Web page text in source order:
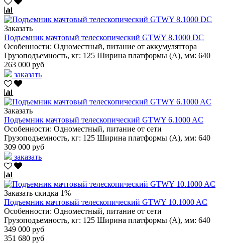
Заказать
Подъемник мачтовый телескопический GTWY 8.1000 DC
Особенности: Одноместный, питание от аккумуляттора
Грузоподъемность, кг: 125 Ширина платформы (А), мм: 640
263 000 руб
заказать
Заказать
Подъемник мачтовый телескопический GTWY 6.1000 AC
Особенности: Одноместный, питание от сети
Грузоподъемность, кг: 125 Ширина платформы (А), мм: 640
309 000 руб
заказать
Заказать скидка 1%
Подъемник мачтовый телескопический GTWY 10.1000 AC
Особенности: Одноместный, питание от сети
Грузоподъемность, кг: 125 Ширина платформы (А), мм: 640
349 000 руб
351 680 руб